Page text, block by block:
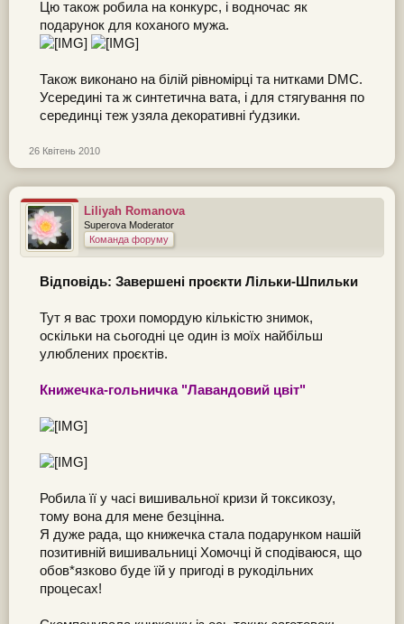
Цю також робила на конкурс, і водночас як
подарунок для коханого мужа.
Також виконано на білій рівномірці та нитками DMC.
Усередині та ж синтетична вата, і для стягування по
серединці теж узяла декоративні ґудзики.
26 Квітень 2010
Liliyah Romanova
Superova Moderator
Команда форуму
Відповідь: Завершені проєкти Лільки-Шпильки
Тут я вас трохи помордую кількістю знимок,
оскільки на сьогодні це один із моїх найбільш
улюблених проєктів.
Книжечка-гольничка "Лавандовий цвіт"
Робила її у часі вишивальної кризи й токсикозу,
тому вона для мене безцінна.
Я дуже рада, що книжечка стала подарунком нашій
позитивній вишивальниці Хомочці й сподіваюся, що
обов*язково буде їй у пригоді в рукодільних
процесах!